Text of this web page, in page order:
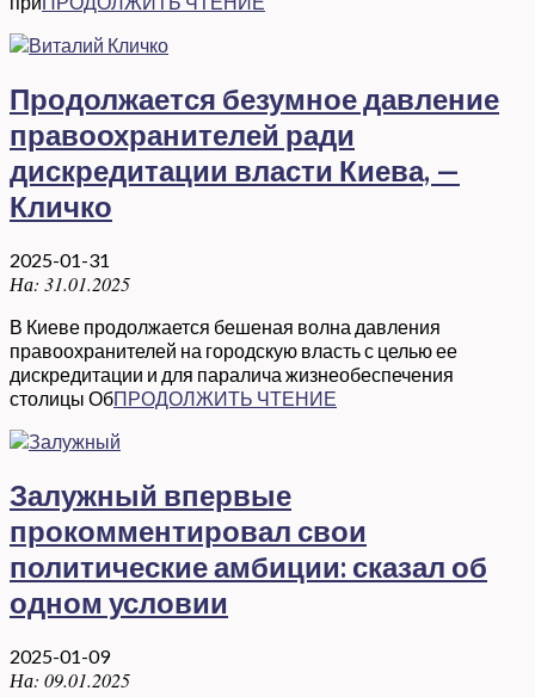
Продолжается безумное давление
правоохранителей ради
дискредитации власти Киева, —
Кличко
2025-01-31
На: 31.01.2025
В Киеве продолжается бешеная волна давления
правоохранителей на городскую власть с целью ее
дискредитации и для паралича жизнеобеспечения
столицы ОбПРОДОЛЖИТЬ ЧТЕНИЕ
Залужный впервые
прокомментировал свои
политические амбиции: сказал об
одном условии
2025-01-09
На: 09.01.2025